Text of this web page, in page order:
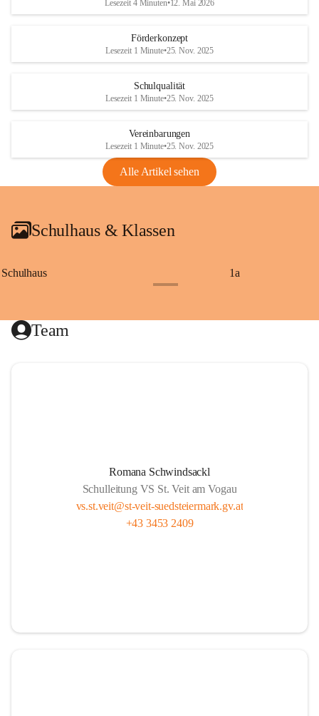
Lesezeit 4 Minuten•12. Mai 2026
Förderkonzept
Lesezeit 1 Minute•25. Nov. 2025
Schulqualität
Lesezeit 1 Minute•25. Nov. 2025
Vereinbarungen
Lesezeit 1 Minute•25. Nov. 2025
Alle Artikel sehen
Schulhaus & Klassen
Schulhaus 1a
Team
Romana Schwindsackl
Schulleitung VS St. Veit am Vogau
vs.st.veit@st-veit-suedsteiermark.gv.at
+43 3453 2409